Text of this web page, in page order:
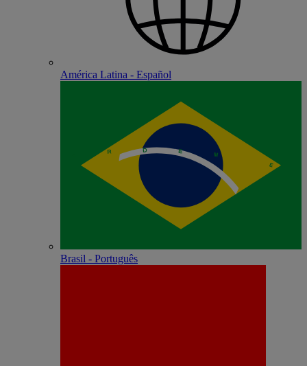
América Latina - Español
Brasil - Português